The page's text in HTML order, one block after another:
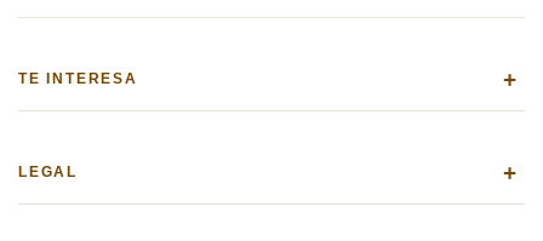
TE INTERESA +
LEGAL +